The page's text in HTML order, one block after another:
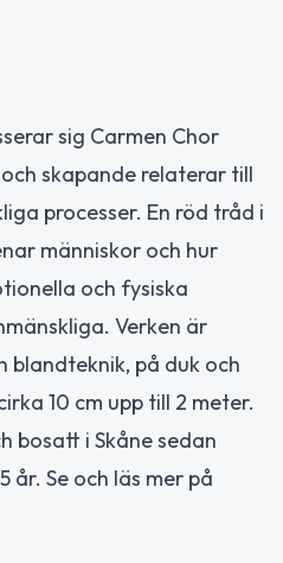
sig Carmen Chor
skapande relaterar till
processer. En röd tråd i
människor och hur
och fysiska
Verken är
blandteknik, på duk och
10 cm upp till 2 meter.
bosatt i Skåne sedan
år. Se och läs mer på